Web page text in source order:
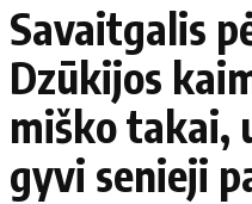
Naujausi
Regionai
Lietuva
Pasaulis
Politika
Savaitgalis
Dzūkijos
miško takai,
gyvi senieji